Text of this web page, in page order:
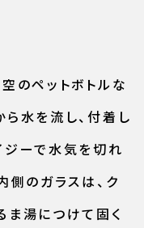
のペットボトルな
水を流し、付着し
ジーで水気を切れ
側のガラスは、ク
ま湯につけて固く